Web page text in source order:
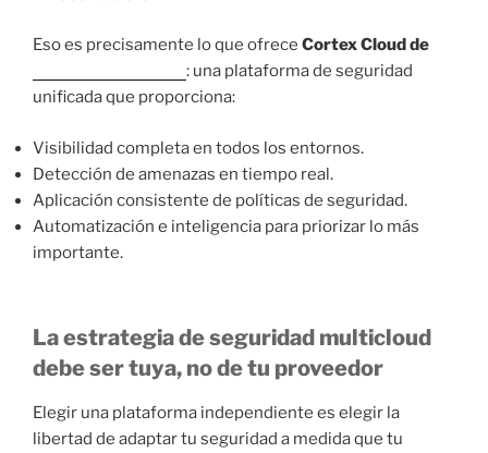
Eso es precisamente lo que ofrece Cortex Cloud de
: una plataforma de seguridad
unificada que proporciona:
Visibilidad completa en todos los entornos.
Detección de amenazas en tiempo real.
Aplicación consistente de políticas de seguridad.
Automatización e inteligencia para priorizar lo más
importante.
La estrategia de seguridad multicloud
debe ser tuya, no de tu proveedor
Elegir una plataforma independiente es elegir la
libertad de adaptar tu seguridad a medida que tu